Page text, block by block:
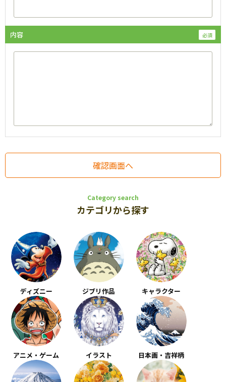
内容
Category search
カテゴリから探す
ディズニー ジブリ作品 キャラクター
アニメ・ゲーム イラスト 日本画・吉祥柄